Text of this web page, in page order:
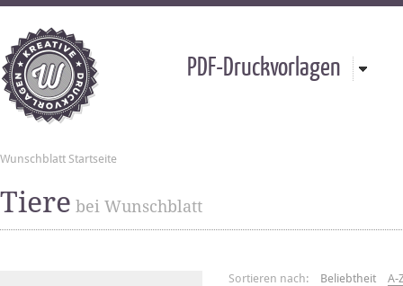
PDF-Druckvorlagen
Wunschblatt Startseite
Tiere bei Wunschblatt
Sortieren nach: Beliebtheit A-